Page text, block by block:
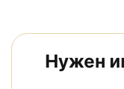
Нужен